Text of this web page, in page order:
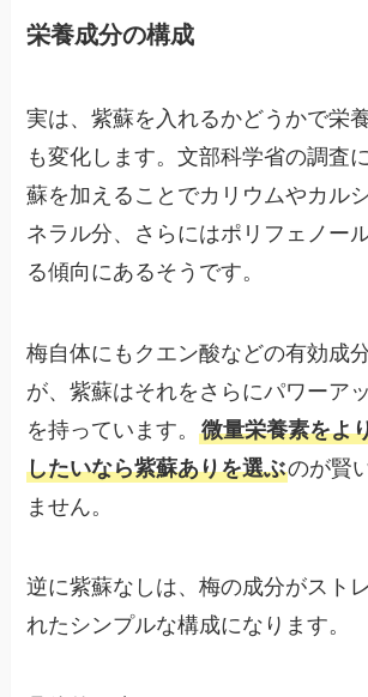
栄養成分の構成
実は、紫蘇を入れるかどうかで栄
も変化します。文部科学省の調査
蘇を加えることでカリウムやカル
ネラル分、さらにはポリフェノー
る傾向にあるそうです。
梅自体にもクエン酸などの有効成
が、紫蘇はそれをさらにパワーア
を持っています。微量栄養素をよ
したいなら紫蘇ありを選ぶのが賢
ません。
逆に紫蘇なしは、梅の成分がスト
れたシンプルな構成になります。